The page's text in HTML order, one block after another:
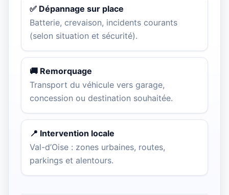
✅ Dépannage sur place
Batterie, crevaison, incidents courants
(selon situation et sécurité).
🚚 Remorquage
Transport du véhicule vers garage,
concession ou destination souhaitée.
📍 Intervention locale
Val-d’Oise : zones urbaines, routes,
parkings et alentours.